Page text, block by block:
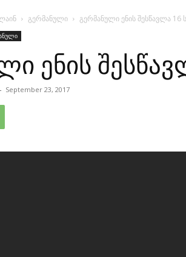
გერმანული გერმანული ენის შესწავლა 16
ენის
- September 23, 2017